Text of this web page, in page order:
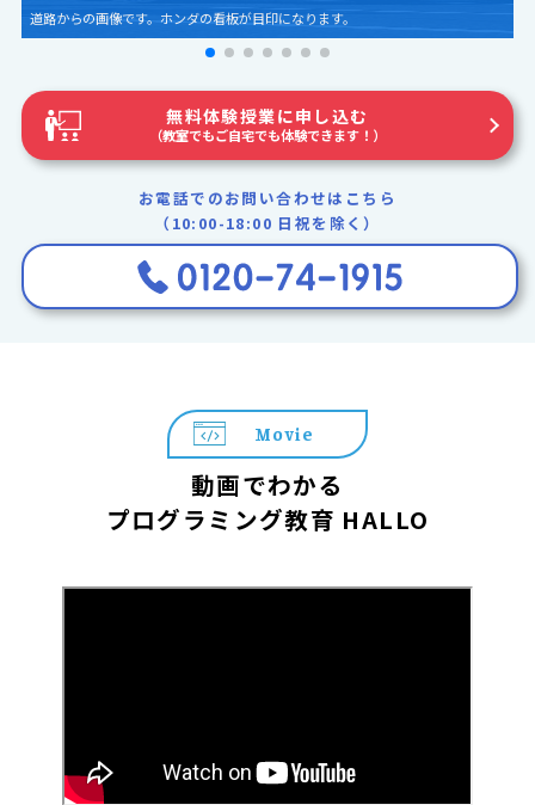
道路からの画像です。ホンダの看板が目印になります。
無料体験授業に申し込む
（教室でもご自宅でも体験できます！）
お電話でのお問い合わせはこちら
（10:00-18:00 日祝を除く）
Movie
動画でわかる
プログラミング教育 HALLO